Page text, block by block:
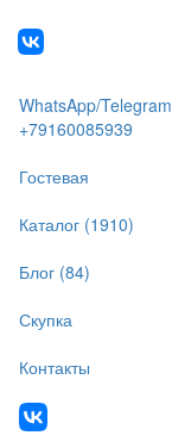
WhatsApp/Telegram
+79160085939
Гостевая
Каталог (1910)
Блог (84)
Скупка
Контакты